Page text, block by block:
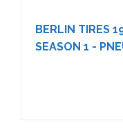
BERLIN TIRES
SEASON 1 -